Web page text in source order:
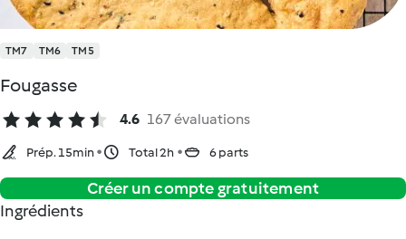
TM7 TM6 TM5
Fougasse
4.6 167 évaluations
Prép. 15min Total 2h 6 parts
Créer un compte gratuitement
Ingrédients